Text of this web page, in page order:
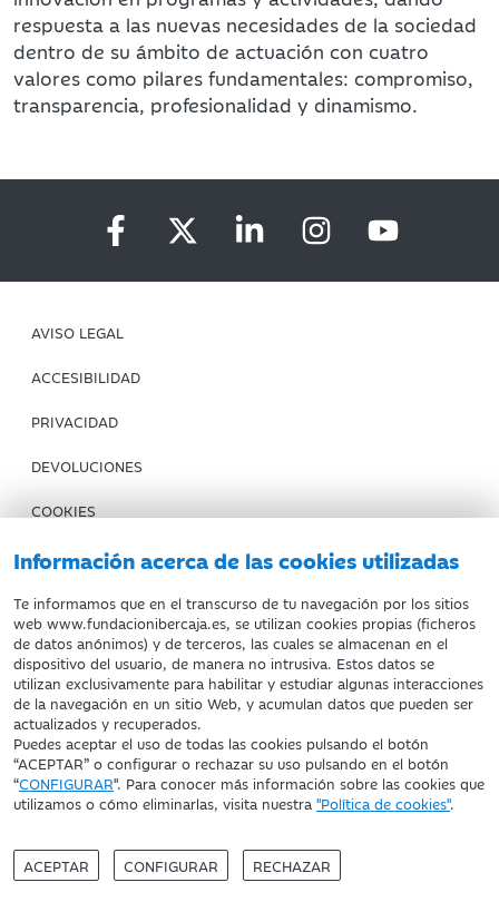
Información acerca de las cookies utilizadas
Te informamos que en el transcurso de tu navegación por los sitios
web www.fundacionibercaja.es, se utilizan cookies propias (ficheros
de datos anónimos) y de terceros, las cuales se almacenan en el
dispositivo del usuario, de manera no intrusiva. Estos datos se
utilizan exclusivamente para habilitar y estudiar algunas interacciones
de la navegación en un sitio Web, y acumulan datos que pueden ser
actualizados y recuperados.
Puedes aceptar el uso de todas las cookies pulsando el botón
“ACEPTAR” o configurar o rechazar su uso pulsando en el botón
“CONFIGURAR". Para conocer más información sobre las cookies que
utilizamos o cómo eliminarlas, visita nuestra "Política de cookies".
ACEPTAR CONFIGURAR RECHAZAR
respuesta a las nuevas necesidades de la sociedad
dentro de su ámbito de actuación con cuatro
valores como pilares fundamentales: compromiso,
transparencia, profesionalidad y dinamismo.
AVISO LEGAL
ACCESIBILIDAD
PRIVACIDAD
DEVOLUCIONES
COOKIES
CONDICIONES DE COMPRA
IBERCAJA BANCO
Fundación Bancaria Ibercaja. C.I.F. G-50000652.
Inscrita en el Registro de Fundaciones del Mº de Educación,
Cultura y Deporte con el nº 1689.
Domicilio social: Joaquín Costa, 13. 50001 Zaragoza.